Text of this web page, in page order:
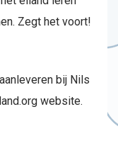
Zegt het voort!
bij Nils
website.